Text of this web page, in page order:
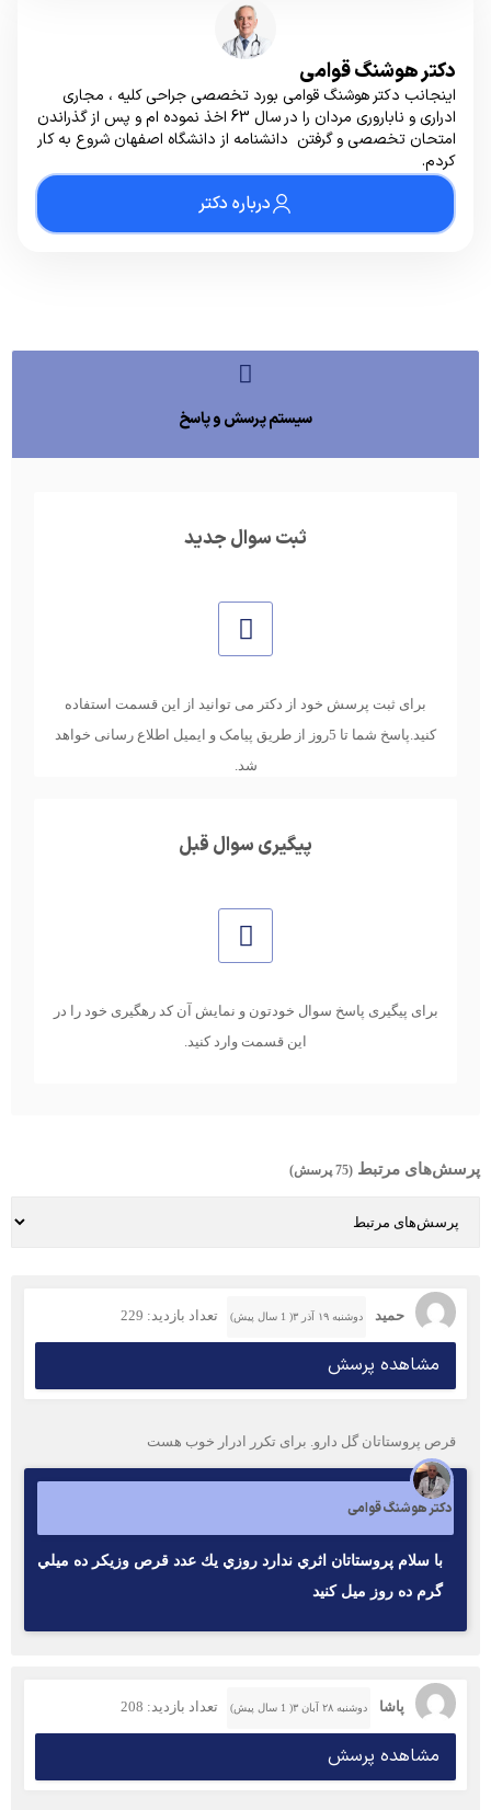
دکتر هوشنگ قوامی
اینجانب دکتر هوشنگ قوامی بورد تخصصی جراحی کلیه ، مجاری
ادراری و ناباروری مردان را در سال 63 اخذ نموده ام و پس از گذراندن
امتحان تخصصی و گرفتن دانشنامه از دانشگاه اصفهان شروع به کار
کردم.
درباره دکتر
سیستم پرسش و پاسخ
ثبت سوال جدید
برای ثبت پرسش خود از دکتر می توانید از این قسمت استفاده
کنید.پاسخ شما تا 5روز از طریق پیامک و ایمیل اطلاع رسانی خواهد
شد.
پیگیری سوال قبل
برای پیگیری پاسخ سوال خودتون و نمایش آن کد رهگیری خود را در
این قسمت وارد کنید.
پرسش‌های مرتبط (75 پرسش)
حمید دوشنبه ۱۹ آذر ۳( 1 سال پیش) تعداد بازدید: 229
مشاهده پرسش
قرص پروستاتان گل دارو. برای تکرر ادرار خوب هست
دکتر هوشنگ قوامی
با سلام پروستاتان اثري ندارد روزي يك عدد قرص وزيكر ده ميلي
گرم ده روز ميل كنيد
پاشا دوشنبه ۲۸ آبان ۳( 1 سال پیش) تعداد بازدید: 208
مشاهده پرسش